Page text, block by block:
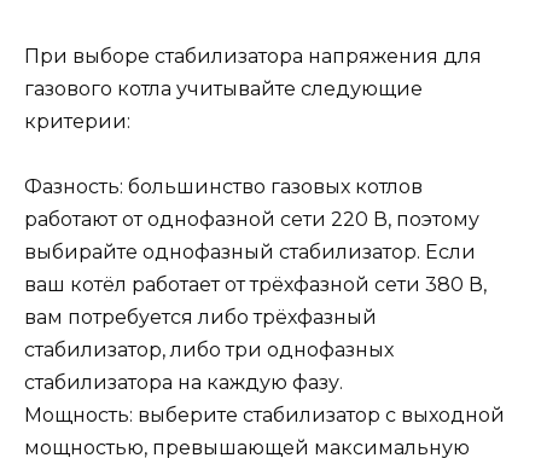
При выборе стабилизатора напряжения для
газового котла учитывайте следующие
критерии:
Фазность: большинство газовых котлов
работают от однофазной сети 220 В, поэтому
выбирайте однофазный стабилизатор. Если
ваш котёл работает от трёхфазной сети 380 В,
вам потребуется либо трёхфазный
стабилизатор, либо три однофазных
стабилизатора на каждую фазу.
Мощность: выберите стабилизатор с выходной
мощностью, превышающей максимальную